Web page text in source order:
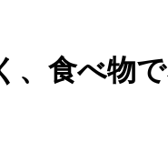
、食べ物